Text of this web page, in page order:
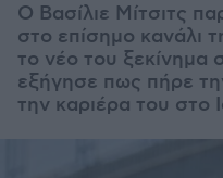
Ο Βασίλιε Μίτσιτς
στο επίσημο κανάλι
το νέο του ξεκίνημα
εξήγησε πως πήρε
την καριέρα του στο